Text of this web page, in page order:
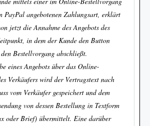
PayPal angebotenen Zahlungsart, erklärt
jetzt die Annahme des Angebots des
in dem der Kunde den Button
Bestellvorgang abschließt.
eines Angebots über das Online-
Verkäufers wird der Vertragstext nach
vom Verkäufer gespeichert und dem
von dessen Bestellung in Textform
oder Brief) übermittelt. Eine darüber